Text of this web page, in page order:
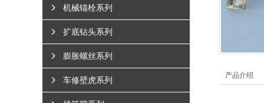
机械锚栓系列
扩底钻头系列
膨胀螺丝系列
车修壁虎系列 产品介绍